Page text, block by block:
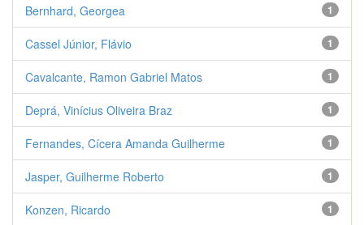
1
Bernhard, Georgea
1
Cassel Júnior, Flávio
1
Cavalcante, Ramon Gabriel Matos
1
Deprá, Vinícius Oliveira Braz
1
Fernandes, Cícera Amanda Guilherme
1
Jasper, Guilherme Roberto
1
Konzen, Ricardo